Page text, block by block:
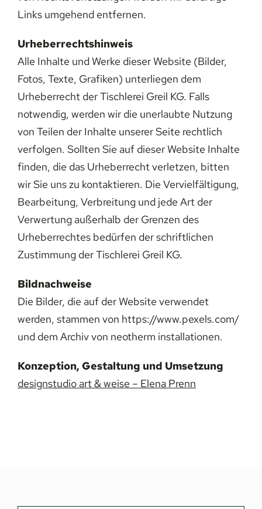
Links umgehend entfernen.
Urheberrechtshinweis
Alle Inhalte und Werke dieser Website (Bilder,
Fotos, Texte, Grafiken) unterliegen dem
Urheberrecht der Tischlerei Greil KG. Falls
notwendig, werden wir die unerlaubte Nutzung
von Teilen der Inhalte unserer Seite rechtlich
verfolgen. Sollten Sie auf dieser Website Inhalte
finden, die das Urheberrecht verletzen, bitten
wir Sie uns zu kontaktieren. Die Vervielfältigung,
Bearbeitung, Verbreitung und jede Art der
Verwertung außerhalb der Grenzen des
Urheberrechtes bedürfen der schriftlichen
Zustimmung der Tischlerei Greil KG.
Bildnachweise
Die Bilder, die auf der Website verwendet
werden, stammen von https://www.pexels.com/
und dem Archiv von neotherm installationen.
Konzeption, Gestaltung und Umsetzung
designstudio art & weise – Elena Prenn